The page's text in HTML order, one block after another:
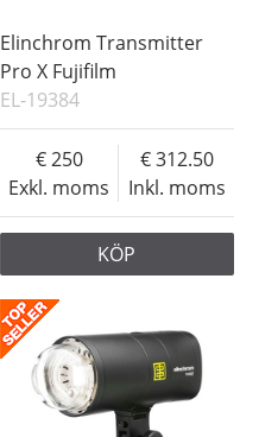
Elinchrom Transmitter
Pro X Fujifilm
EL-19384
Exkl. moms
250
Inkl. moms
312.50
KÖP